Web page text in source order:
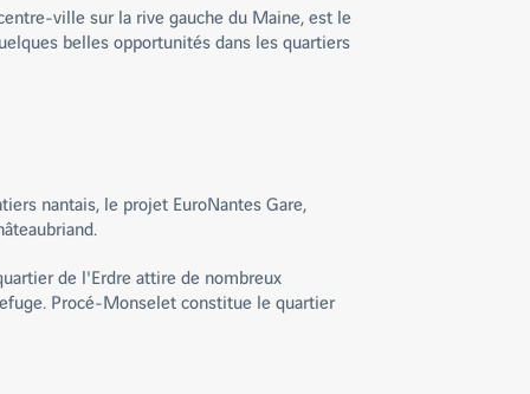
ville sur la rive gauche du Maine, est le
belles opportunités dans les quartiers
nantais, le projet EuroNantes Gare,
de l'Erdre attire de nombreux
Procé-Monselet constitue le quartier